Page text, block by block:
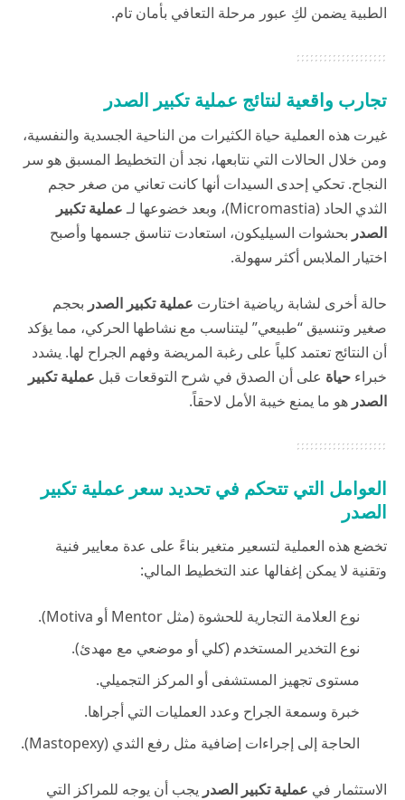
الطبية يضمن لكِ عبور مرحلة التعافي بأمان تام.
تجارب واقعية لنتائج عملية تكبير الصدر
غيرت هذه العملية حياة الكثيرات من الناحية الجسدية والنفسية،
ومن خلال الحالات التي نتابعها، نجد أن التخطيط المسبق هو سر
النجاح. تحكي إحدى السيدات أنها كانت تعاني من صغر حجم
الثدي الحاد (Micromastia)، وبعد خضوعها لـ
عملية تكبير
الصدر بحشوات السيليكون، استعادت تناسق جسمها وأصبح
اختيار الملابس أكثر سهولة.
حالة أخرى لشابة رياضية اختارت عملية تكبير الصدر بحجم
صغير وتنسيق “طبيعي” ليتناسب مع نشاطها الحركي، مما يؤكد
أن النتائج تعتمد كلياً على رغبة المريضة وفهم الجراح لها. يشدد
خبراء حياة على أن الصدق في شرح التوقعات قبل عملية تكبير
الصدر هو ما يمنع خيبة الأمل لاحقاً.
العوامل التي تتحكم في تحديد سعر عملية تكبير
الصدر
تخضع هذه العملية لتسعير متغير بناءً على عدة معايير فنية
وتقنية لا يمكن إغفالها عند التخطيط المالي:
نوع العلامة التجارية للحشوة (مثل Mentor أو Motiva).
نوع التخدير المستخدم (كلي أو موضعي مع مهدئ).
مستوى تجهيز المستشفى أو المركز التجميلي.
خبرة وسمعة الجراح وعدد العمليات التي أجراها.
الحاجة إلى إجراءات إضافية مثل رفع الثدي (Mastopexy).
الاستثمار في عملية تكبير الصدر يجب أن يوجه للمراكز التي